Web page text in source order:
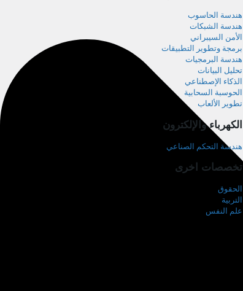
هندسة الحاسوب
هندسة الشبكات
الأمن السيبراني
برمجة وتطوير التطبيقات
هندسة البرمجيات
تحليل البيانات
الذكاء الإصطناعي
الحوسبة السحابية
تطوير الألعاب
الكهرباء والإلكترون
هندسة التحكم الصناعي
تخصصات اخرى
الحقوق
التربية
علم النفس